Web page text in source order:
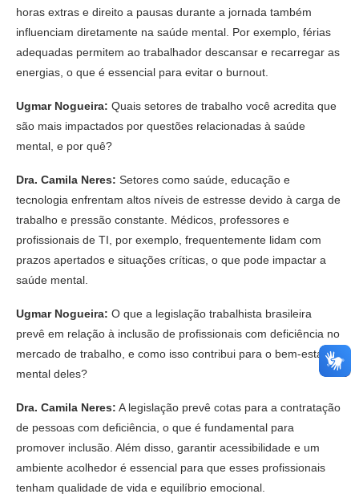
horas extras e direito a pausas durante a jornada também
influenciam diretamente na saúde mental. Por exemplo, férias
adequadas permitem ao trabalhador descansar e recarregar as
energias, o que é essencial para evitar o burnout.
Ugmar Nogueira: Quais setores de trabalho você acredita que
são mais impactados por questões relacionadas à saúde
mental, e por quê?
Dra. Camila Neres: Setores como saúde, educação e
tecnologia enfrentam altos níveis de estresse devido à carga de
trabalho e pressão constante. Médicos, professores e
profissionais de TI, por exemplo, frequentemente lidam com
prazos apertados e situações críticas, o que pode impactar a
saúde mental.
Ugmar Nogueira: O que a legislação trabalhista brasileira
prevê em relação à inclusão de profissionais com deficiência no
mercado de trabalho, e como isso contribui para o bem-estar
mental deles?
Dra. Camila Neres: A legislação prevê cotas para a contratação
de pessoas com deficiência, o que é fundamental para
promover inclusão. Além disso, garantir acessibilidade e um
ambiente acolhedor é essencial para que esses profissionais
tenham qualidade de vida e equilíbrio emocional.